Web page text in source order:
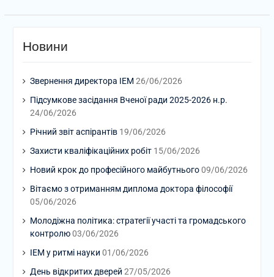
Новини
Звернення директора ІЕМ 26/06/2026
Підсумкове засідання Вченої ради 2025-2026 н.р.
24/06/2026
Річний звіт аспірантів 19/06/2026
Захисти кваліфікаційних робіт 15/06/2026
Новий крок до професійного майбутнього 09/06/2026
Вітаємо з отриманням диплома доктора філософії
05/06/2026
Молодіжна політика: стратегії участі та громадського
контролю 03/06/2026
ІЕМ у ритмі науки 01/06/2026
День відкритих дверей 27/05/2026